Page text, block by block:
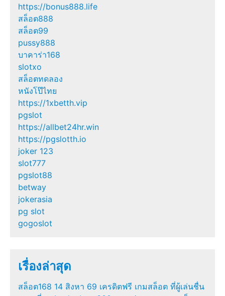
https://bonus888.life
สล็อต888
สล็อต99
pussy888
บาคาร่า168
slotxo
สล็อตทดลอง
หนังโป๊ไทย
https://1xbetth.vip
pgslot
https://allbet24hr.win
https://pgslotth.io
joker 123
slot777
pgslot88
betway
jokerasia
pg slot
gogoslot
เรื่องล่าสุด
สล็อต168 14 สิงหา 69 เครดิตฟรี เกมสล็อต ที่ผู้เล่นชื่น